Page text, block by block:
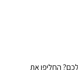
החליפו את